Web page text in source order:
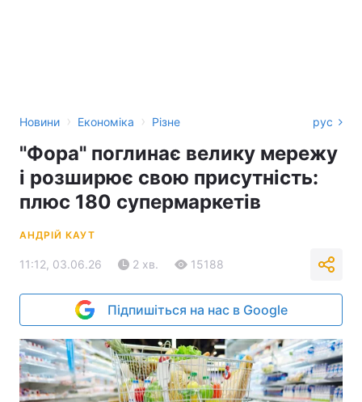
Новини › Економіка › Різне рус
"Фора" поглинає велику мережу
і розширює свою присутність:
плюс 180 супермаркетів
АНДРІЙ КАУТ
11:12, 03.06.26 2 хв. 15188
Підпишіться на нас в Google